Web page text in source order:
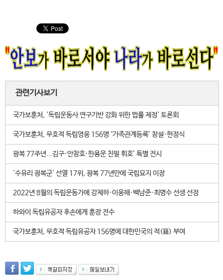
관련기사보기
국가보훈처, '독립운동사 연구기반 강화 위한 법률 제정' 토론회
국가보훈처, 무호적 독립영웅 156명 ‘가족관계등록’ 창설·헌정식
광복 77주년...김구·안창호·한용운 친필 휘호’ 특별 전시
'수유리 광복군' 선열 17위, 광복 77년만에 국립묘지 이장
2022년 8월의 독립운동가에 강제하·이웅해·백남준·최명수 선생 선정
하와이 독립유공자 후손에게 훈장 전수
국가보훈처, 무호적 독립유공자 156명에 대한민국의 적(籍) 부여